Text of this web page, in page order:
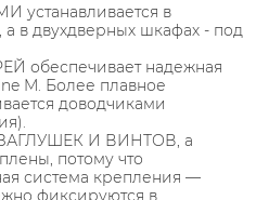
в
в двухдверных шкафах - под
обеспечивает надежная
M. Более плавное
доводчиками
И ВИНТОВ, а
потому что
система крепления —
фиксируются в